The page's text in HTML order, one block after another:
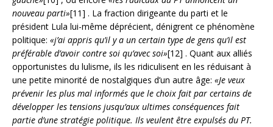
nouveau parti»[11] . La fraction dirigeante du parti et le
président Lula lui-même déprécient, dénigrent ce phénomène
politique: «j’ai appris qu’il y a un certain type de gens qu’il est
préférable d’avoir contre soi qu’avec soi»[12] . Quant aux alliés
opportunistes du lulisme, ils les ridiculisent en les réduisant à
une petite minorité de nostalgiques d’un autre âge: «Je veux
prévenir les plus mal informés que le choix fait par certains de
développer les tensions jusqu’aux ultimes conséquences fait
partie d’une stratégie politique. Ils veulent être expulsés du PT.